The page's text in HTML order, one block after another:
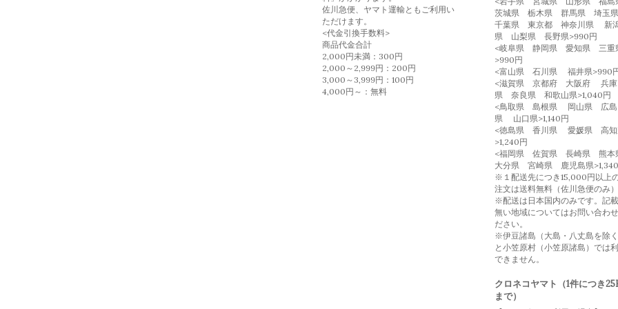
佐川急便、ヤマト運輸ともご利用い
ただけます。
<代金引換手数料>
商品代金合計
2,000円未満：300円
2,000～2,999円：200円
3,000～3,999円：100円
4,000円～：無料
茨城県 栃木県 群馬県 埼玉
千葉県 東京都 神奈川県 新
県 山梨県 長野県>990円
<岐阜県 静岡県 愛知県 三重
>990円
<富山県 石川県 福井県>990
<滋賀県 京都府 大阪府 兵庫
県 奈良県 和歌山県>1,040円
<鳥取県 島根県 岡山県 広島
県 山口県>1,140円
<徳島県 香川県 愛媛県 高知
>1,240円
<福岡県 佐賀県 長崎県 熊
大分県 宮崎県 鹿児島県
※１配送先につき15,000円以上
注文は送料無料（佐川急便のみ）
※配送は日本国内のみです。記
無い地域についてはお問い合わせ
ださい。
※伊豆諸島（大島・八丈島を除く
と小笠原村（小笠原諸島）では
できません。
クロネコヤマト（1件につき
まで）